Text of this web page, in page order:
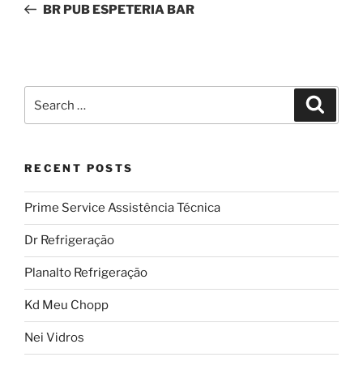
PostBR PUB ESPETERIA BAR
for:
RECENT POSTS
Prime Service Assistência Técnica
Dr Refrigeração
Planalto Refrigeração
Kd Meu Chopp
Nei Vidros